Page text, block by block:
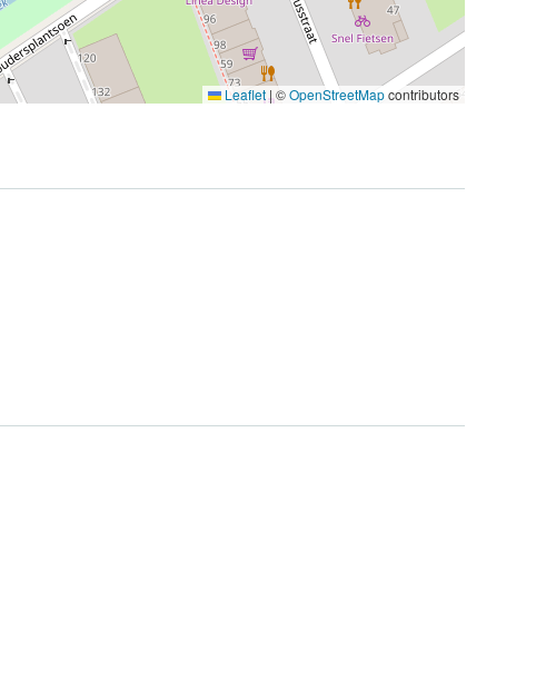
Leaflet|©OpenStreetMapcontributors